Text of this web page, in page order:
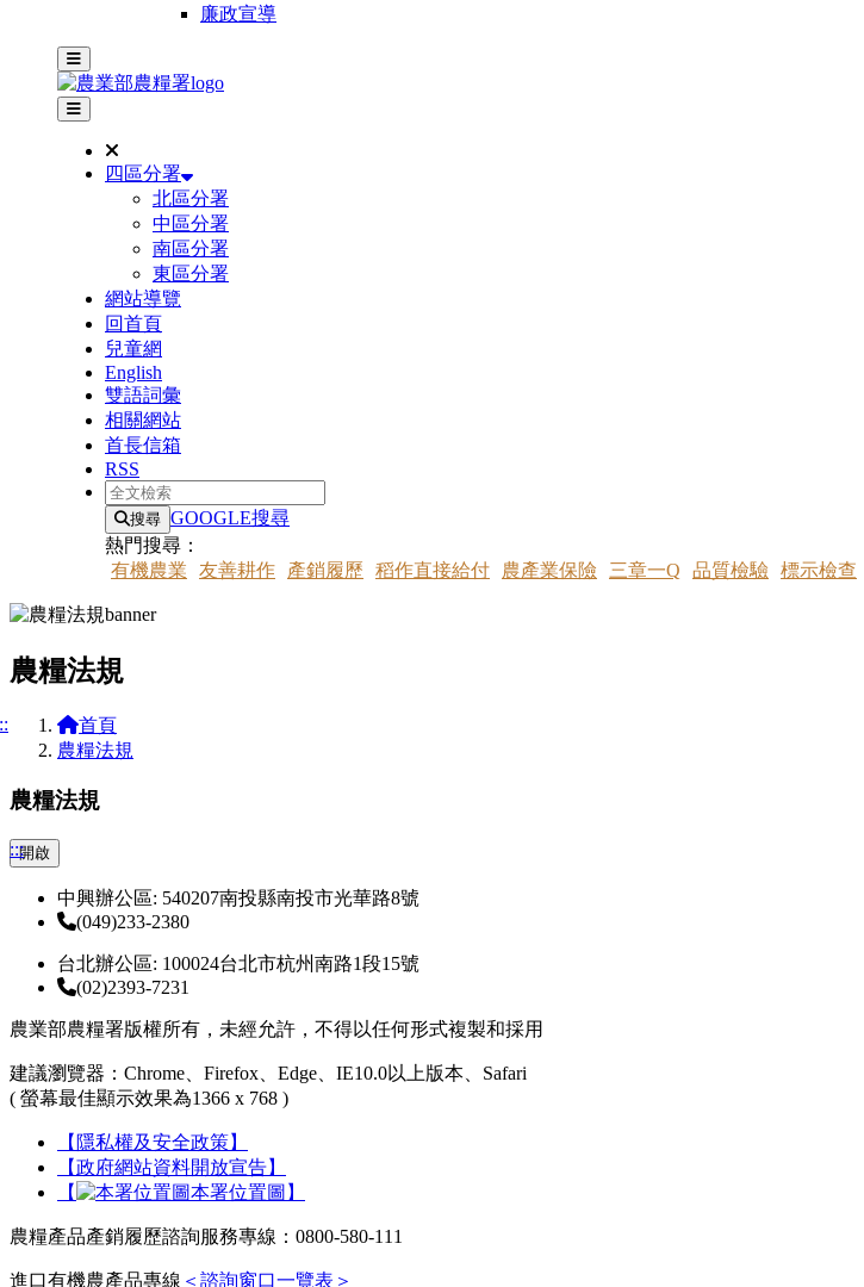
廉政宣導
主選單
其他網站選單
四區分署
北區分署
中區分署
南區分署
東區分署
網站導覽
回首頁
兒童網
English
雙語詞彙
相關網站
首長信箱
RSS
全文檢索
搜尋 GOOGLE搜尋
熱門搜尋：
有機農業
友善耕作 產銷履歷 稻作直接給付 農產業保險 三章一Q 品質檢驗 標示檢查
農糧法規
首頁
農糧法規
農糧法規
:::開啟
中興辦公區: 540207南投縣南投市光華路8號
(049)233-2380
台北辦公區: 100024台北市杭州南路1段15號
(02)2393-7231
農業部農糧署版權所有，未經允許，不得以任何形式複製和採用
建議瀏覽器：Chrome、Firefox、Edge、IE10.0以上版本、Safari
( 螢幕最佳顯示效果為1366 x 768 )
【隱私權及安全政策】
【政府網站資料開放宣告】
【
本署位置圖】
農糧產品產銷履歷諮詢服務專線：0800-580-111
進口有機農產品專線 ＜諮詢窗口一覽表＞